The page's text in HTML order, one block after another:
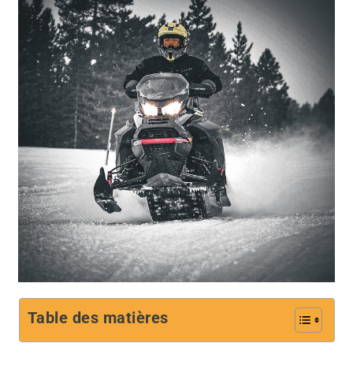
Table des matières